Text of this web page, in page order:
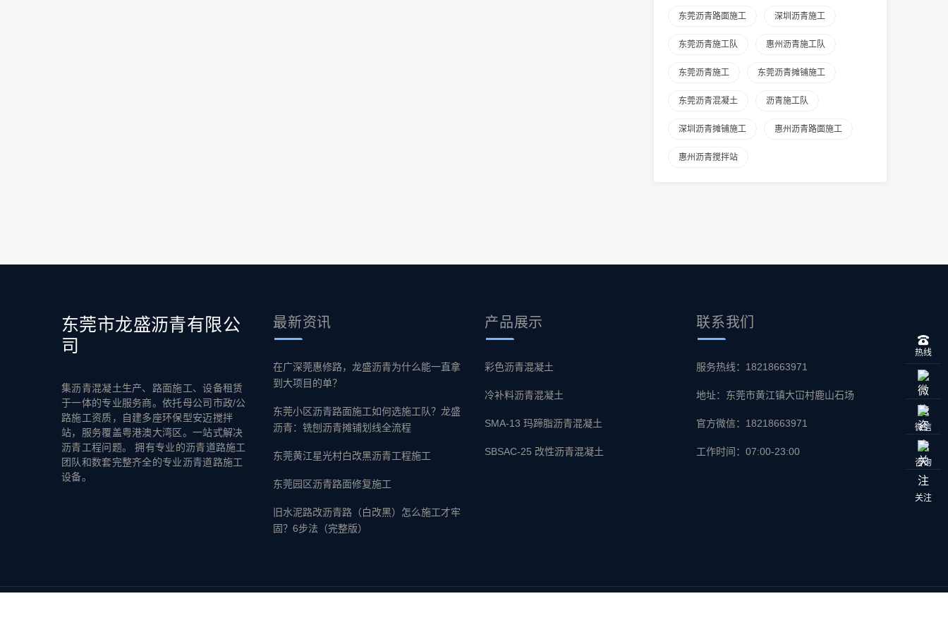
东莞沥青路面施工 深圳沥青施工
东莞沥青施工队 惠州沥青施工队
东莞沥青施工 东莞沥青摊铺施工
东莞沥青混凝土 沥青施工队
深圳沥青摊铺施工 惠州沥青路面施工
惠州沥青搅拌站
东莞市龙盛沥青有限公
司
集沥青混凝土生产、路面施工、设备租赁
于一体的专业服务商。依托母公司市政/公
路施工资质，自建多座环保型安迈搅拌
站，服务覆盖粤港澳大湾区。一站式解决
沥青工程问题。 拥有专业的沥青道路施工
团队和数套完整齐全的专业沥青道路施工
设备。
最新资讯
在广深莞惠修路，龙盛沥青为什么能一直拿
到大项目的单？
东莞小区沥青路面施工如何选施工队？龙盛
沥青：铣刨沥青摊铺划线全流程
东莞黄江星光村白改黑沥青工程施工
东莞园区沥青路面修复施工
旧水泥路改沥青路（白改黑）怎么施工才牢
固？6步法（完整版）
产品展示
彩色沥青混凝土
冷补料沥青混凝土
SMA-13 玛蹄脂沥青混凝土
SBSAC-25 改性沥青混凝土
联系我们
服务热线：18218663971
地址：东莞市黄江镇大冚村鹿山石场
官方微信：18218663971
工作时间：07:00-23:00
热线
微信
咨询
关注